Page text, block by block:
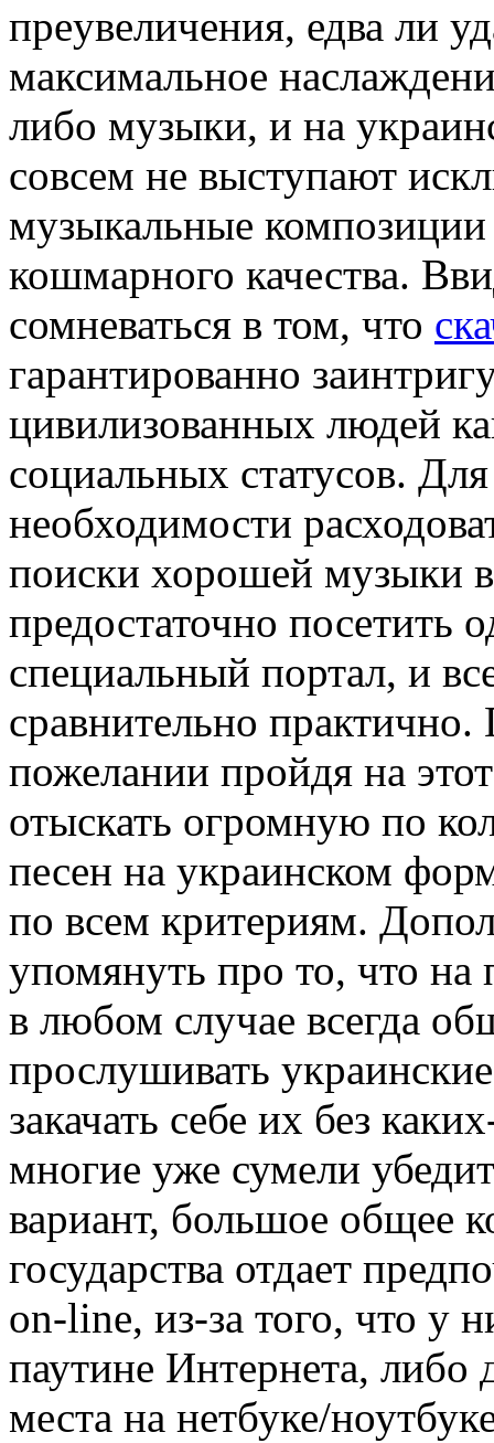
прeувeличeния, едва ли
максимальное
либо музыки, и на
совсем не выступают
музыкальные композиции
кошмарного качества.
сомневаться в том, что
гарантированно
цивилизованных людей
социальных статусов.
необходимости
поиски хорошей музыки
предостаточно посетить
специальный портал, и
сравнительно
пожелании пройдя на
отыскать огромную по
песен на украинском
по всем критериям.
упомянуть про то, что на
в любом случае всегда
прослушивать
закачать себе их без
многие уже сумели
вариант, большое общее
государства отдает
on-line, из-за того, что у
паутине Интернета, либо
места на нетбуке/